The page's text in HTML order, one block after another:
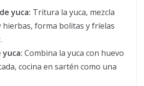
yuca: Tritura la yuca, mezcla
hierbas, forma bolitas y fríelas
Combina la yuca con huevo
cocina en sartén como una